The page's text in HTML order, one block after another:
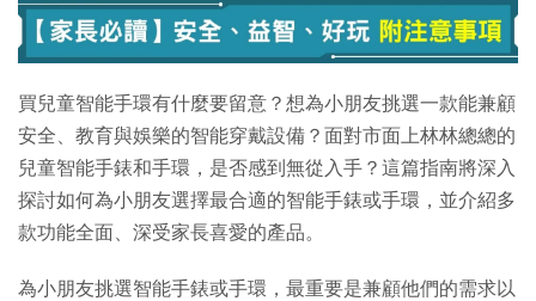
特集
買兒童智能手環有什麼要留意？想為小朋友挑選一款能兼顧
安全、教育與娛樂的智能穿戴設備？面對市面上林林總總的
兒童智能手錶和手環，是否感到無從入手？這篇指南將深入
探討如何為小朋友選擇最合適的智能手錶或手環，並介紹多
款功能全面、深受家長喜愛的產品。
為小朋友挑選智能手錶或手環，最重要是兼顧他們的需求以